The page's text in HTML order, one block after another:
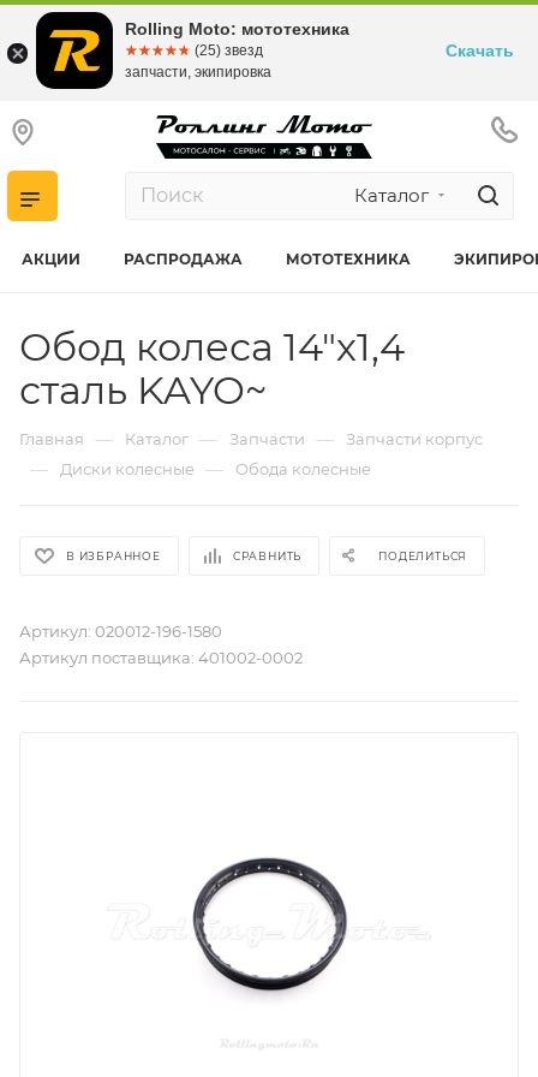
Каталог
АКЦИИ РАСПРОДАЖА МОТОТЕХНИКА
Обод колеса 14"х1,4
сталь KAYO~
Главная — Каталог — Запчасти — Запчасти корпус
— Диски колесные — Обода колесные
В ИЗБРАННОЕ СРАВНИТЬ ПОДЕЛИТЬСЯ
Артикул: 020012-196-1580
Артикул поставщика: 401002-0002
Rolling Moto: мототехника
☆☆☆☆☆
★★★★★ (25) звезд
запчасти, экипировка
Скачать